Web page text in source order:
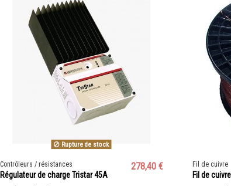
Rupture de stock
Contrôleurs / résistances
Régulateur de charge Tristar 45A
278,40 € Fil de cuivre
Fil de